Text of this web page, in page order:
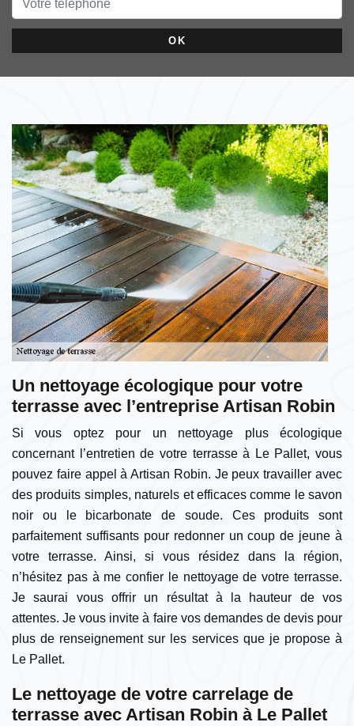
Un nettoyage écologique pour votre
terrasse avec l’entreprise Artisan Robin
Si vous optez pour un nettoyage plus écologique
concernant l’entretien de votre terrasse à Le Pallet, vous
pouvez faire appel à Artisan Robin. Je peux travailler avec
des produits simples, naturels et efficaces comme le savon
noir ou le bicarbonate de soude. Ces produits sont
parfaitement suffisants pour redonner un coup de jeune à
votre terrasse. Ainsi, si vous résidez dans la région,
n’hésitez pas à me confier le nettoyage de votre terrasse.
Je saurai vous offrir un résultat à la hauteur de vos
attentes. Je vous invite à faire vos demandes de devis pour
plus de renseignement sur les services que je propose à
Le Pallet.
Le nettoyage de votre carrelage de
terrasse avec Artisan Robin à Le Pallet